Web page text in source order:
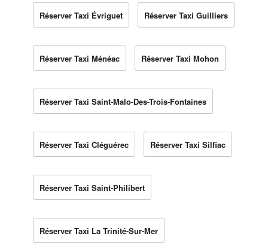
Réserver Taxi Évriguet Réserver Taxi Guilliers
Réserver Taxi Ménéac Réserver Taxi Mohon
Réserver Taxi Saint-Malo-Des-Trois-Fontaines
Réserver Taxi Cléguérec Réserver Taxi Silfiac
Réserver Taxi Saint-Philibert
Réserver Taxi La Trinité-Sur-Mer